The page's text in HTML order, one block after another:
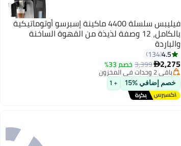
فيليبس سلسلة 4400 ماكينة إسبرسو أوتوماتيكية
بالكامل، 12 وصفة لذيذة من القهوة الساخنة
والباردة
4.5
134
2,275
3,399 خصم 33%
#4 في آلات القهوة (الأجهزة الصغيرة)
توصيل مجاني
باقي 2 وحدات في المخزون
#4 في آلات القهوة (الأجهزة الصغيرة)
خصم إضافي %15 + 1